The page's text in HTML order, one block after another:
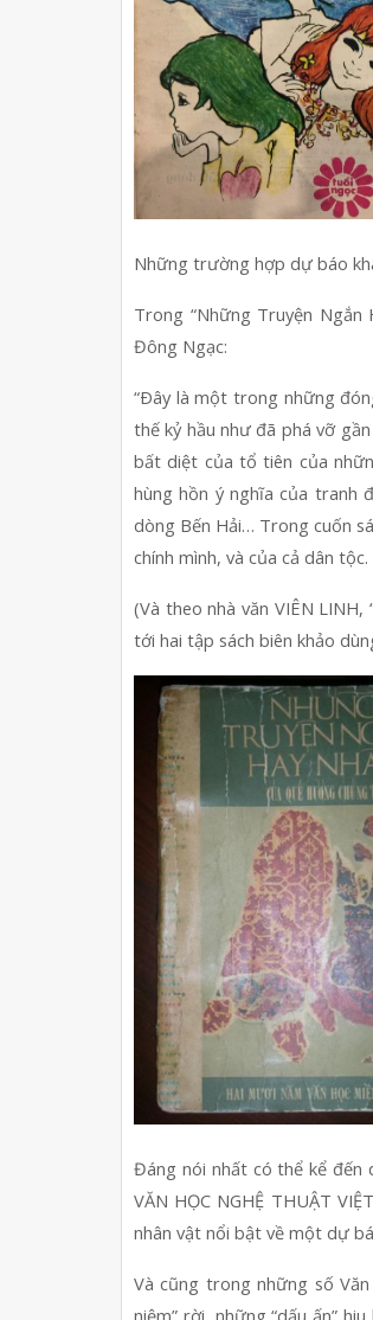
Những trường hợp dự báo
Trong “Những Truyện
Đông Ngạc:
“Ðây là một trong những
thế kỷ hầu như đã phá vỡ
bất diệt của tổ tiên của
hùng hồn ý nghĩa của tranh
dòng Bến Hải… Trong cuốn
chính mình, và của cả dân
(Và theo nhà văn VIÊN
tới hai tập sách biên khảo
Đáng nói nhất có thể kể đến
VĂN HỌC NGHỆ THUẬT
nhân vật nổi bật về một dự
Và cũng trong những số
niệm” rời, những “dấu ấn”